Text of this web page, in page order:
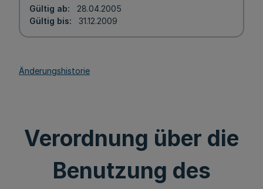
Gültig ab
28.04.2005
Gültig bis
31.12.2009
Änderungshistorie
Verordnung über die
Benutzung des